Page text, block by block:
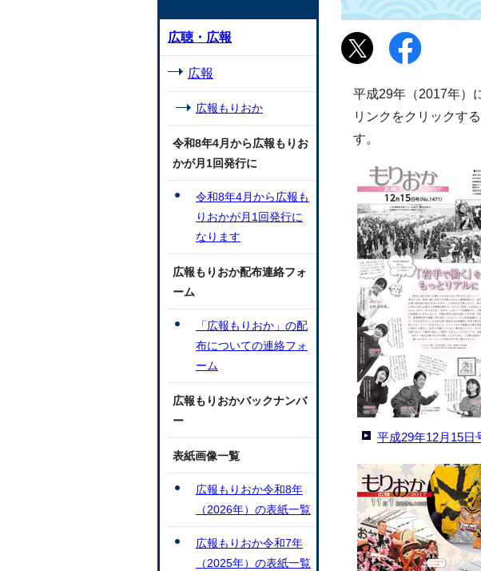
平成29年（2017年）
リンクをクリックす
す。
平成29年12月15日
広聴・広報
広報
広報もりおか
令和8年4月から広報もりお
かが月1回発行に
令和8年4月から広報も
りおかが月1回発行に
なります
広報もりおか配布連絡フォ
ーム
「広報もりおか」の配
布についての連絡フォ
ーム
広報もりおかバックナンバ
ー
表紙画像一覧
広報もりおか令和8年
（2026年）の表紙一覧
広報もりおか令和7年
（2025年）の表紙一覧